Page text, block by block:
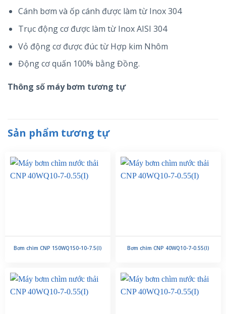
Cánh bơm và ốp cánh được làm từ Inox 304
Trục động cơ được làm từ Inox AISI 304
Vỏ động cơ được đúc từ Hợp kim Nhôm
Động cơ quấn 100% bằng Đồng.
Thông số máy bơm tương tự
Sản phẩm tương tự
Bơm chìm CNP 150WQ150-10-7.5(I) Bơm chìm CNP 40WQ10-7-0.55(I)